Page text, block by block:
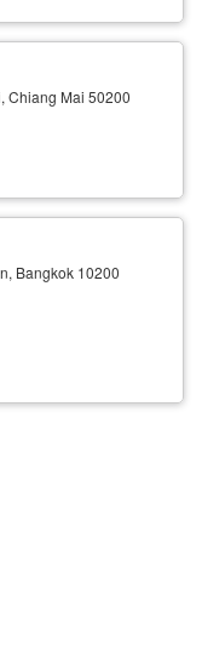
Chiang Mai 50200
Bangkok 10200